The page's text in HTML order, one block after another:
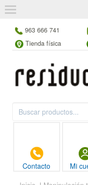
963 666 741
Tienda física
Contacto Mi